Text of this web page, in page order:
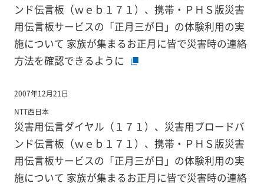
ンド伝言板（ｗｅｂ１７１）、携帯・ＰＨＳ版災害
用伝言板サービスの「正月三が日」の体験利用の実
施について 家族が集まるお正月に皆で災害時の連絡
方法を確認できるように
2007年12月21日
NTT西日本
災害用伝言ダイヤル（１７１）、災害用ブロードバ
ンド伝言板（ｗｅｂ１７１）、携帯・ＰＨＳ版災害
用伝言板サービスの「正月三が日」の体験利用の実
施について 家族が集まるお正月に皆で災害時の連絡